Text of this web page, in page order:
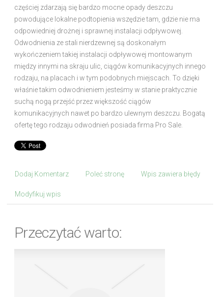
częściej zdarzają się bardzo mocne opady deszczu
powodujące lokalne podtopienia wszędzie tam, gdzie nie ma
odpowiedniej drożnej i sprawnej instalacji odpływowej.
Odwodnienia ze stali nierdzewnej są doskonałym
wykończeniem takiej instalacji odpływowej montowanym
między innymi na skraju ulic, ciągów komunikacyjnych innego
rodzaju, na placach i w tym podobnych miejscach. To dzięki
właśnie takim odwodnieniem jesteśmy w stanie praktycznie
suchą nogą przejść przez większość ciągów
komunikacyjnych nawet po bardzo ulewnym deszczu. Bogatą
ofertę tego rodzaju odwodnień posiada firma Pro Sale.
Dodaj Komentarz Poleć stronę Wpis zawiera błędy
Modyfikuj wpis
Przeczytać warto: